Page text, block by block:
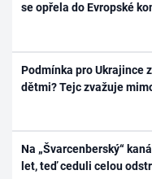
se opřela do Evropské
Podmínka pro Ukrajince
dětmi? Tejc zvažuje
Na „Švarcenberský“
let, teď ceduli celou